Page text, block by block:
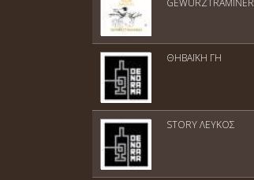
GEWÜRZTRAMINER
ΘΗΒΑΪΚΗ ΓΗ
STORY ΛΕΥΚΟΣ